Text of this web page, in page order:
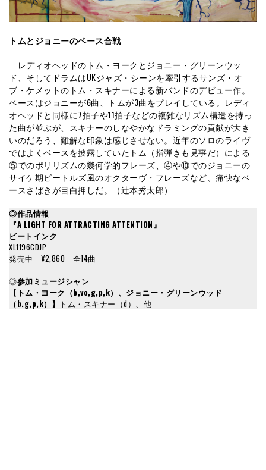
トムとジョニーのベース合戦
レディオヘッドのトム・ヨークとジョニー・グリーンウッ
ド、そしてドラムはUKジャズ・シーンを牽引するサンズ・オ
ブ・ケメットのトム・スキナーによる新バンドのデビュー作。
ベースはジョニーが6曲、トムが3曲をプレイしている。レディ
オヘッドと同様に7拍子や11拍子などの複雑なリズム構造を持っ
た曲が並ぶが、スキナーのしなやかなドラミングの貢献が大き
いのだろう、難解な印象は感じさせない。近年のソロのライヴ
ではよくベースを披露していたトム（指弾きも見事だ）による
⑤でのポリリズムの幾何学的フレーズ、④や⑩でのジョニーの
サイケ期ビートルズ風のオクターヴ・フレーズなど、痛快なベ
ースさばきが目白押しだ。（辻本秀太郎）
◎作品情報
『A LIGHT FOR ATTRACTING ATTENTION』
ビートインク
XL1196CDJP
発売中 ¥2,860 全14曲
◎参加ミュージシャン
【トム・ヨーク（b,vo,g,p,k）、ジョニー・グリーンウッド
（b,g,p,k）】 トム・スキナー（d）、他